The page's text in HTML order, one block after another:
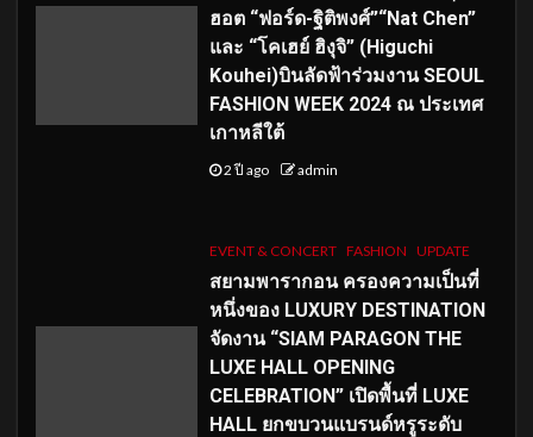
ฮอต “ฟอร์ด-ฐิติพงศ์”“Nat Chen”
และ “โคเฮย์ ฮิงุจิ” (Higuchi
Kouhei)บินลัดฟ้าร่วมงาน SEOUL
FASHION WEEK 2024 ณ ประเทศ
เกาหลีใต้
2 ปี ago admin
EVENT & CONCERT FASHION UPDATE
สยามพารากอน ครองความเป็นที่
หนึ่งของ LUXURY DESTINATION
จัดงาน “SIAM PARAGON THE
LUXE HALL OPENING
CELEBRATION” เปิดพื้นที่ LUXE
HALL ยกขบวนแบรนด์หรูระดับ